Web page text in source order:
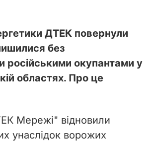
ДТЕК повернули
без
російськими окупантами у
областях. Про це
Мережі" відновили
унаслідок ворожих